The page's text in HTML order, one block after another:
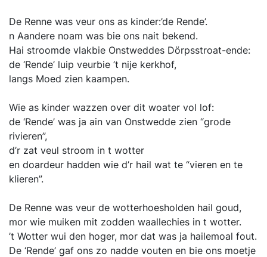
De Renne was veur ons as kinder:’de Rende’.
n Aandere noam was bie ons nait bekend.
Hai stroomde vlakbie Onstweddes Dörpsstroat-ende:
de ‘Rende’ luip veurbie ’t nije kerkhof,
langs Moed zien kaampen.
Wie as kinder wazzen over dit woater vol lof:
de ‘Rende’ was ja ain van Onstwedde zien “grode
rivieren”,
d’r zat veul stroom in t wotter
en doardeur hadden wie d’r hail wat te “vieren en te
klieren”.
De Renne was veur de wotterhoesholden hail goud,
mor wie muiken mit zodden waallechies in t wotter.
’t Wotter wui den hoger, mor dat was ja hailemoal fout.
De ‘Rende’ gaf ons zo nadde vouten en bie ons moetje